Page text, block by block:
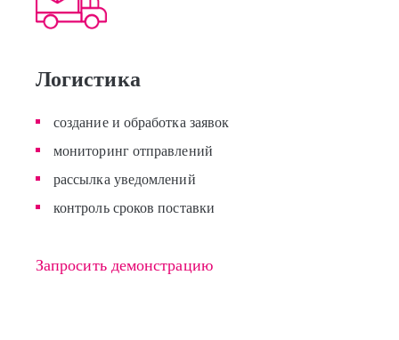
Логистика
создание и обработка заявок
мониторинг отправлений
рассылка уведомлений
контроль сроков поставки
Запросить демонстрацию